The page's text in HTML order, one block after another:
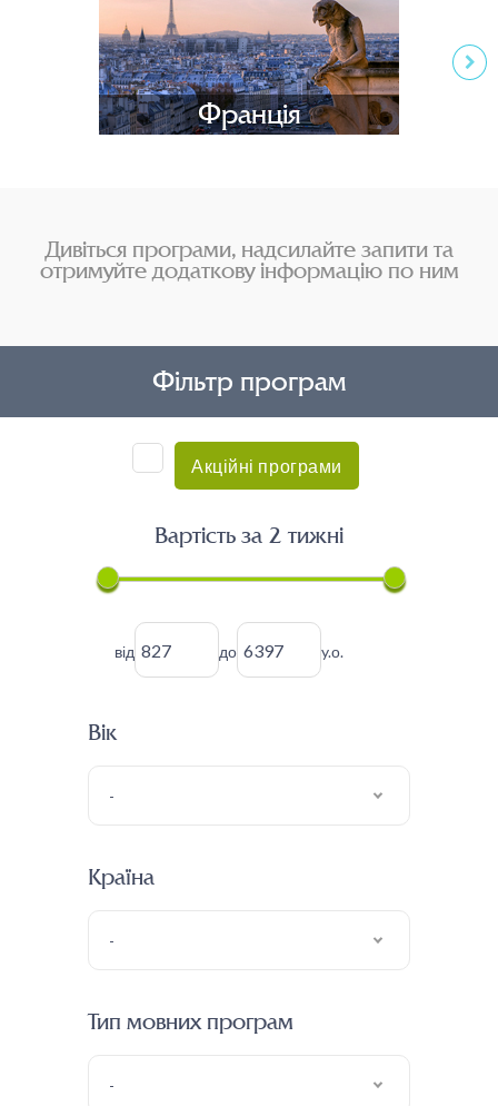
Франція
Дивіться програми, надсилайте запити та
отримуйте додаткову інформацію по ним
Фільтр програм
Акційні програми
Вартість за 2 тижні
від до y.о.
Вік
-
Країна
-
Тип мовних програм
-